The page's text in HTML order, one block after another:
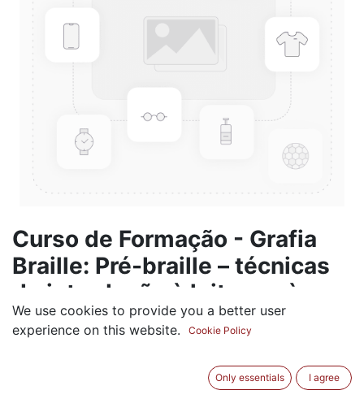
Curso de Formação - Grafia
Braille: Pré-braille – técnicas
de introdução à leitura e à
escrita; Introdução à leitura e
escrita da Grafia Braille na
Língua Portuguesa
We use cookies to provide you a better user
experience on this website.
Cookie Policy
Only essentials I agree